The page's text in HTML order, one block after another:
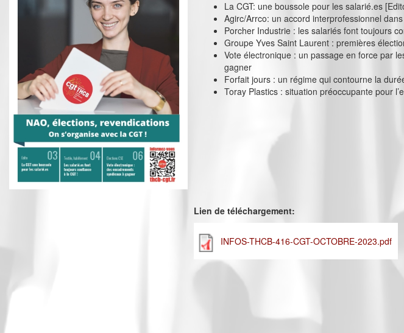
La CGT: une boussole pour les salarié.es
Agirc/Arrco: un accord interprofessionnel
Porcher Industrie : les salariés font toujours
Groupe Yves Saint Laurent : premières
Vote électronique : un passage en force par
gagner
Forfait jours : un régime qui contourne la
Toray Plastics : situation préoccupante pour
Lien de téléchargement:
INFOS-THCB-416-CGT-OCTOBRE-2023.pdf